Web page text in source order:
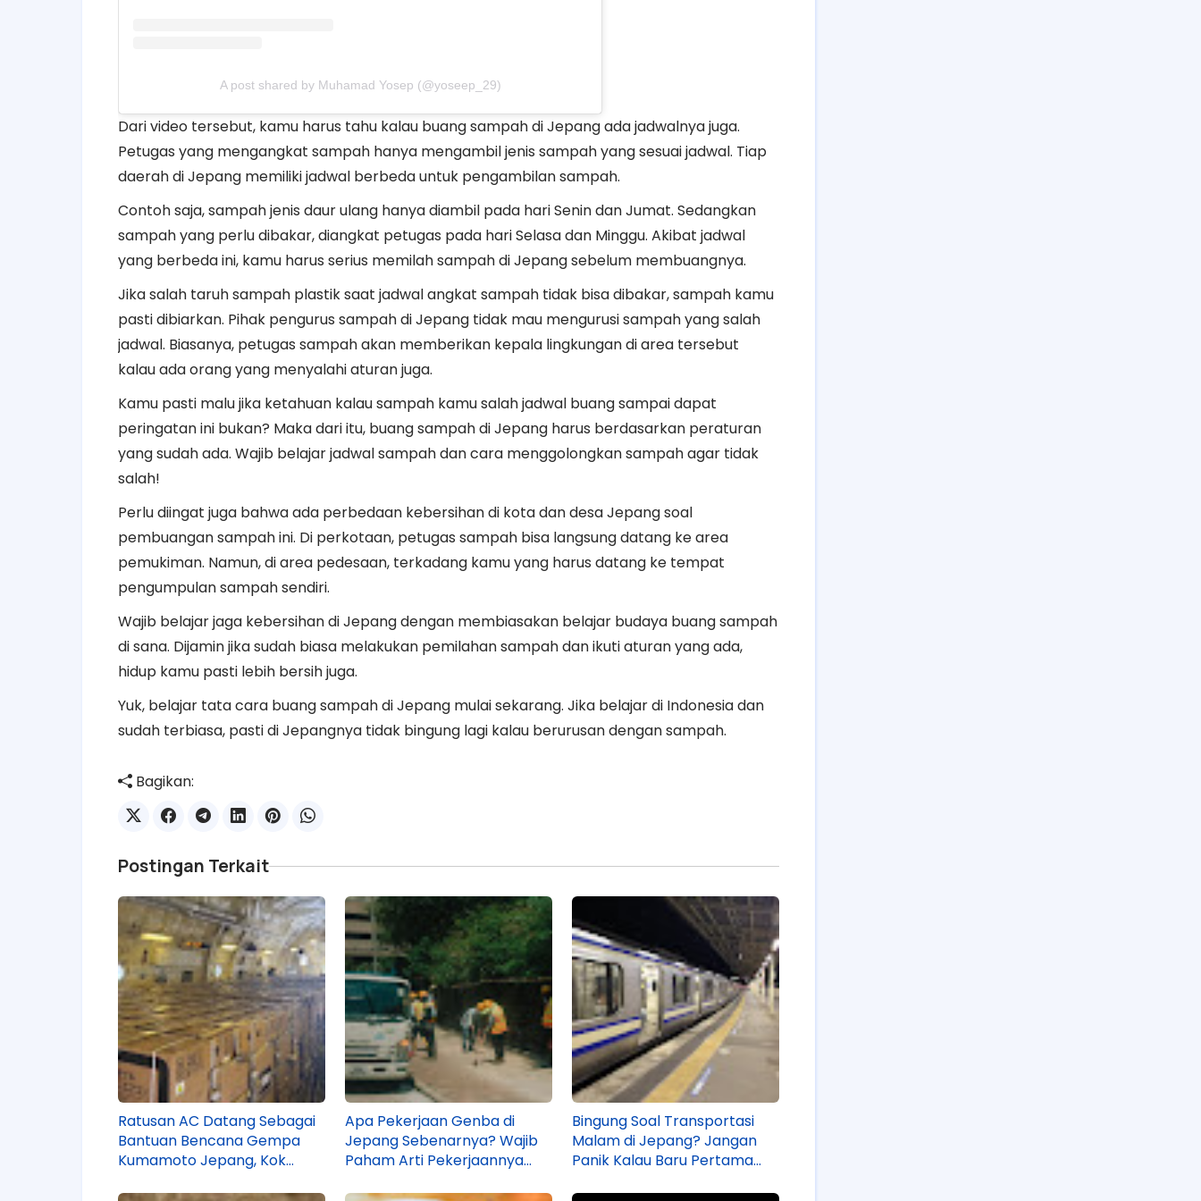
A post shared by Muhamad Yosep (@yoseep_29)
Dari video tersebut, kamu harus tahu kalau buang sampah di Jepang ada jadwalnya juga.
Petugas yang mengangkat sampah hanya mengambil jenis sampah yang sesuai jadwal. Tiap
daerah di Jepang memiliki jadwal berbeda untuk pengambilan sampah.
Contoh saja, sampah jenis daur ulang hanya diambil pada hari Senin dan Jumat. Sedangkan
sampah yang perlu dibakar, diangkat petugas pada hari Selasa dan Minggu. Akibat jadwal
yang berbeda ini, kamu harus serius memilah sampah di Jepang sebelum membuangnya.
Jika salah taruh sampah plastik saat jadwal angkat sampah tidak bisa dibakar, sampah kamu
pasti dibiarkan. Pihak pengurus sampah di Jepang tidak mau mengurusi sampah yang salah
jadwal. Biasanya, petugas sampah akan memberikan kepala lingkungan di area tersebut
kalau ada orang yang menyalahi aturan juga.
Kamu pasti malu jika ketahuan kalau sampah kamu salah jadwal buang sampai dapat
peringatan ini bukan? Maka dari itu, buang sampah di Jepang harus berdasarkan peraturan
yang sudah ada. Wajib belajar jadwal sampah dan cara menggolongkan sampah agar tidak
salah!
Perlu diingat juga bahwa ada perbedaan kebersihan di kota dan desa Jepang soal
pembuangan sampah ini. Di perkotaan, petugas sampah bisa langsung datang ke area
pemukiman. Namun, di area pedesaan, terkadang kamu yang harus datang ke tempat
pengumpulan sampah sendiri.
Wajib belajar jaga kebersihan di Jepang dengan membiasakan belajar budaya buang sampah
di sana. Dijamin jika sudah biasa melakukan pemilahan sampah dan ikuti aturan yang ada,
hidup kamu pasti lebih bersih juga.
Yuk, belajar tata cara buang sampah di Jepang mulai sekarang. Jika belajar di Indonesia dan
sudah terbiasa, pasti di Jepangnya tidak bingung lagi kalau berurusan dengan sampah.
Bagikan:
Postingan Terkait
Ratusan AC Datang Sebagai
Bantuan Bencana Gempa
Kumamoto Jepang, Kok
Apa Pekerjaan Genba di
Jepang Sebenarnya? Wajib
Paham Arti Pekerjaannya
Bingung Soal Transportasi
Malam di Jepang? Jangan
Panik Kalau Baru Pertama